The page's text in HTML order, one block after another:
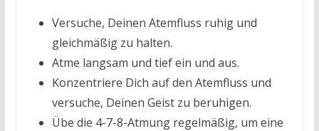
Versuche, Deinen Atemfluss ruhig und
gleichmäßig zu halten.
Atme langsam und tief ein und aus.
Konzentriere Dich auf den Atemfluss und
versuche, Deinen Geist zu beruhigen.
Übe die 4-7-8-Atmung regelmäßig, um eine